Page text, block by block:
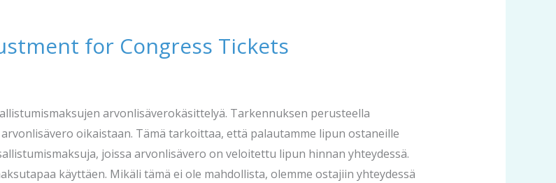
for Congress Tickets
arvonlisäverokäsittelyä. Tarkennuksen perusteella
oikaistaan. Tämä tarkoittaa, että palautamme lipun ostaneille
joissa arvonlisävero on veloitettu lipun hinnan yhteydessä.
käyttäen. Mikäli tämä ei ole mahdollista, olemme ostajiin yhteydessä